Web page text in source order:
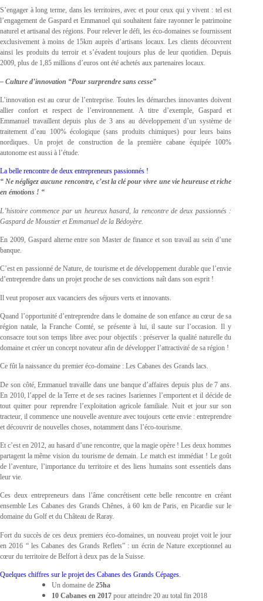
S’engager à long terme, dans les territoires, avec et pour ceux qui y vivent : tel est
l’engagement de Gaspard et Emmanuel qui souhaitent faire rayonner le patrimoine
naturel et artisanal des régions. Pour relever le défi, les éco-domaines se fournissent
exclusivement à moins de 15km auprès d’artisans locaux. Les clients découvrent
ainsi les produits du terroir et s’évadent toujours plus de leur quotidien. Depuis
2009, plus de 1,85 millions d’euros ont été achetés aux partenaires locaux.
– Culture d’innovation “Pour surprendre sans cesse”
L’innovation est au cœur de l’entreprise. Toutes les démarches innovantes doivent
allier confort et respect de l’environnement. A titre d’exemple, Gaspard et
Emmanuel travaillent depuis plus de 3 ans au développement d’un système de
traitement d’eau 100% écologique (sans produits chimiques) pour leurs bains
nordiques. Un projet de construction de la première cabane équipée 100%
autonome est aussi à l’étude.
La belle rencontre de deux entrepreneurs passionnés !
“ Ne négligez aucune rencontre, c’est la clé pour vivre une vie heureuse et riche
en émotions ! “
L’histoire commence par un heureux hasard, la rencontre de deux passionnés :
Gaspard de Moustier et Emmanuel de la Bédoyère.
En 2009, Gaspard alterne entre son Master de finance et son travail au sein d’une
banque.
C’est en passionné de Nature, de tourisme et de développement durable que l’envie
d’entreprendre dans un projet proche de ses convictions naît dans son esprit !
Il veut proposer aux vacanciers des séjours verts et innovants.
Quand l’opportunité d’entreprendre dans le domaine de son enfance au cœur de sa
région natale, la Franche Comté, se présente à lui, il saute sur l’occasion. Il y
consacre tout son temps libre avec pour objectifs : préserver la qualité naturelle du
domaine et créer un concept novateur afin de développer l’attractivité de sa région !
Ce fût la naissance du premier éco-domaine : Les Cabanes des Grands lacs.
De son côté, Emmanuel travaille dans une banque d’affaires depuis plus de 7 ans.
En 2010, l’appel de la Terre et de ses racines Isariennes l’emportent et il décide de
tout quitter pour reprendre l’exploitation agricole familiale. Nuit et jour sur son
tracteur, il commence une nouvelle aventure avec toujours cette envie : entreprendre
et découvrir de nouvelles choses, notamment dans l’éco-tourisme.
Et c’est en 2012, au hasard d’une rencontre, que la magie opère ! Les deux hommes
partagent la même vision du tourisme de demain. Le match est immédiat ! Le goût
de l’aventure, l’importance du territoire et des liens humains sont essentiels dans
leur vie.
Ces deux entrepreneurs dans l’âme concrétisent cette belle rencontre en créant
ensemble Les Cabanes des Grands Chênes, à 60 km de Paris, en Picardie sur le
domaine du Golf et du Château de Raray.
Fort du succès de ces deux premiers éco-domaines, un nouveau projet voit le jour
en 2016 “ les Cabanes des Grands Reflets” : un écrin de Nature exceptionnel au
cœur du territoire de Belfort à deux pas de la Suisse.
Quelques chiffres sur le projet des Cabanes des Grands Cépages.
Un domaine de 25ha
10 Cabanes en 2017 pour atteindre 20 au total fin 2018